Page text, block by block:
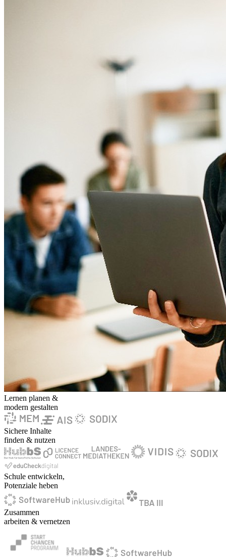
Lernen planen &
modern gestalten
Sichere Inhalte
finden & nutzen
Schule entwickeln,
Potenziale heben
Zusammen
arbeiten & vernetzen